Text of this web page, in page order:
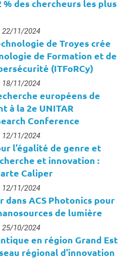
des chercheurs les plus
22/11/2024
de Troyes crée
de Formation et de
(ITFoRCy)
18/11/2024
européens de
à la 2e UNITAR
Conference
12/11/2024
l’égalité de genre et
et innovation :
Caliper
12/11/2024
dans ACS Photonics pour
de lumière
25/10/2024
en région Grand Est
régional d'innovation